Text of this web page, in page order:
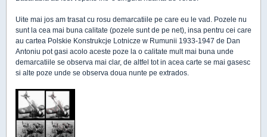
Uite mai jos am trasat cu rosu demarcatiile pe care eu le vad. Pozele nu
sunt la cea mai buna calitate (pozele sunt de pe net), insa pentru cei care
au cartea Polskie Konstrukcje Lotnicze w Rumunii 1933-1947 de Dan
Antoniu pot gasi acolo aceste poze la o calitate mult mai buna unde
demarcatiile se observa mai clar, de altfel tot in acea carte se mai gasesc
si alte poze unde se observa doua nunte pe extrados.